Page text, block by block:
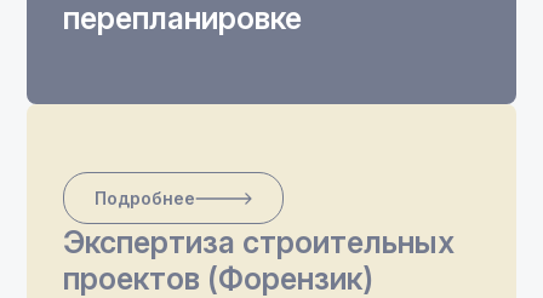
перепланировке
Подробнее
Экспертиза строительных
проектов (Форензик)